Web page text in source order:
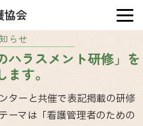
らせ
ハラスメント研修」を
ます。
ターと共催で表記掲載の研修
ーマは「看護管理者のための